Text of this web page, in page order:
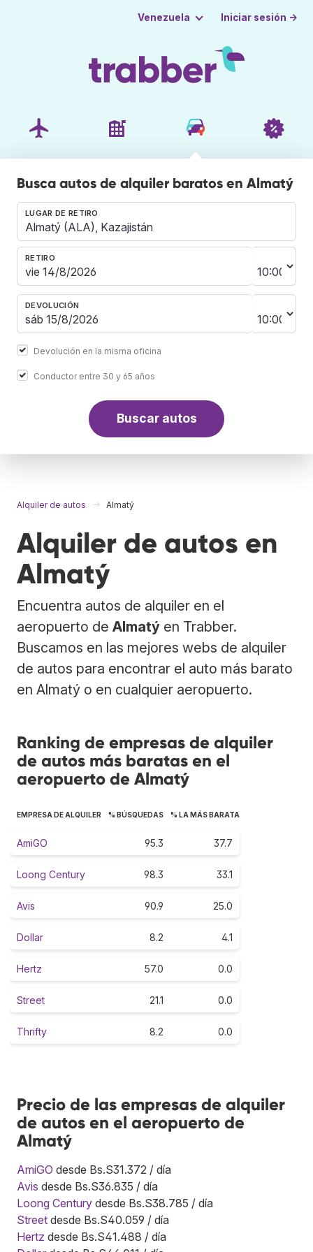
Venezuela Iniciar sesión →
Busca autos de alquiler baratos en Almatý
LUGAR DE RETIRO
RETIRO
DEVOLUCIÓN
Devolución en la misma oficina
Conductor entre 30 y 65 años
Buscar autos
Alquiler de autos Almatý
Alquiler de autos en
Almatý
Encuentra autos de alquiler en el
aeropuerto de Almatý en Trabber.
Buscamos en las mejores webs de alquiler
de autos para encontrar el auto más barato
en Almatý o en cualquier aeropuerto.
Ranking de empresas de alquiler
de autos más baratas en el
aeropuerto de Almatý
EMPRESA DE ALQUILER % BÚSQUEDAS % LA MÁS BARATA
AmiGO 95.3 37.7
Loong Century 98.3 33.1
Avis 90.9 25.0
Dollar 8.2 4.1
Hertz 57.0 0.0
Street 21.1 0.0
Thrifty 8.2 0.0
Precio de las empresas de alquiler
de autos en el aeropuerto de
Almatý
AmiGO desde Bs.S31.372 / día
Avis desde Bs.S36.835 / día
Loong Century desde Bs.S38.785 / día
Street desde Bs.S40.059 / día
Hertz desde Bs.S41.488 / día